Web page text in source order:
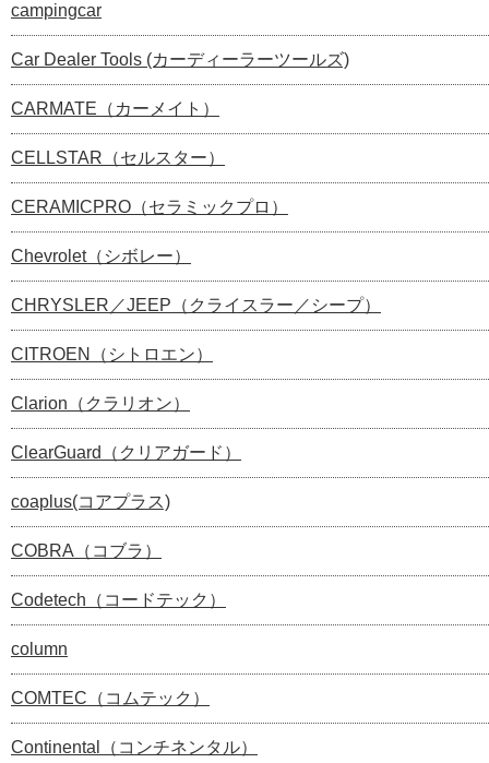
campingcar
Car Dealer Tools (カーディーラーツールズ)
CARMATE（カーメイト）
CELLSTAR（セルスター）
CERAMICPRO（セラミックプロ）
Chevrolet（シボレー）
CHRYSLER／JEEP（クライスラー／シープ）
CITROEN（シトロエン）
Clarion（クラリオン）
ClearGuard（クリアガード）
coaplus(コアプラス)
COBRA（コブラ）
Codetech（コードテック）
column
COMTEC（コムテック）
Continental（コンチネンタル）